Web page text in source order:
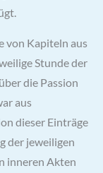
von Kapiteln aus
Stunde der
die Passion
aus
dieser Einträge
der jeweiligen
inneren Akten